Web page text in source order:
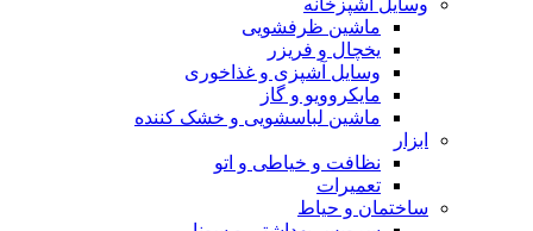
وسایل آشپزخانه
ماشین ظرفشویی
یخچال و فریزر
وسایل آشپزی و غذاخوری
مایکروویو و گاز
ماشین لباسشویی و خشک کننده
ابزار
نظافت و خیاطی و اتو
تعمیرات
ساختمان و حیاط